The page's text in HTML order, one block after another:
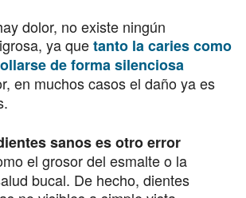
dolor, no existe ningún
ya quetanto la caries como
de forma silenciosa
en muchos casos el daño ya es
sanos es otro error
el grosor del esmalte o la
bucal. De hecho, dientes